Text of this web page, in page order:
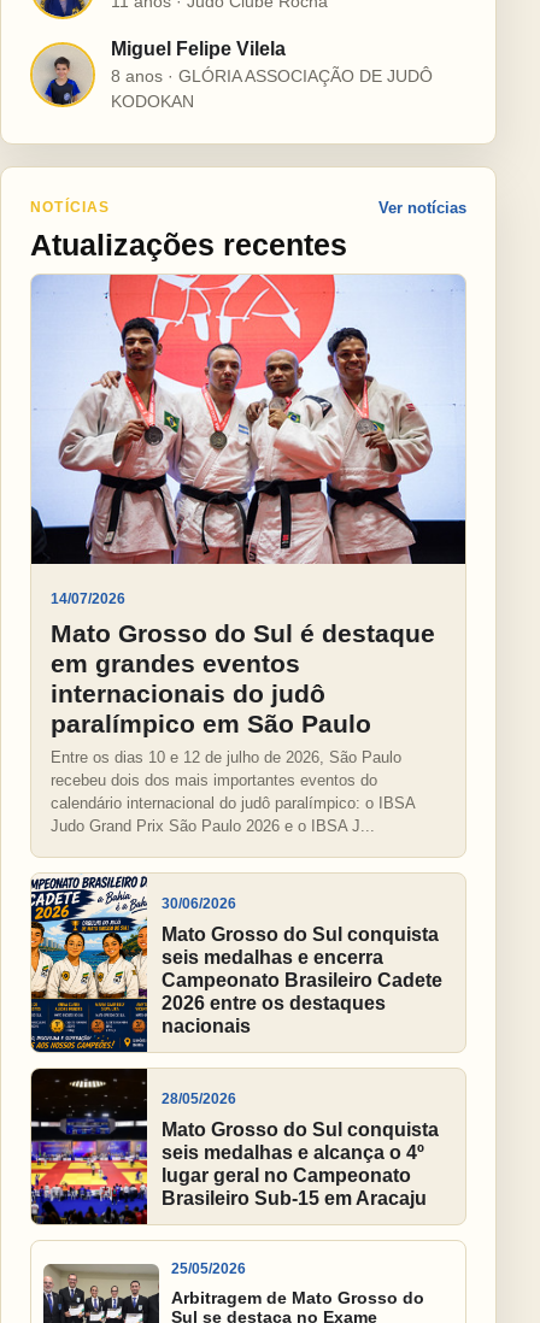
M
Miguel Felipe Vilela
8 anos · GLÓRIA ASSOCIAÇÃO DE JUDÔ
KODOKAN
NOTÍCIAS
Atualizações recentes
Ver notícias
14/07/2026
Mato Grosso do Sul é destaque
em grandes eventos
internacionais do judô
paralímpico em São Paulo
Entre os dias 10 e 12 de julho de 2026, São Paulo
recebeu dois dos mais importantes eventos do
calendário internacional do judô paralímpico: o IBSA
Judo Grand Prix São Paulo 2026 e o IBSA J...
30/06/2026
Mato Grosso do Sul conquista
seis medalhas e encerra
Campeonato Brasileiro Cadete
2026 entre os destaques
nacionais
28/05/2026
Mato Grosso do Sul conquista
seis medalhas e alcança o 4º
lugar geral no Campeonato
Brasileiro Sub-15 em Aracaju
25/05/2026
Arbitragem de Mato Grosso do
Sul se destaca no Exame